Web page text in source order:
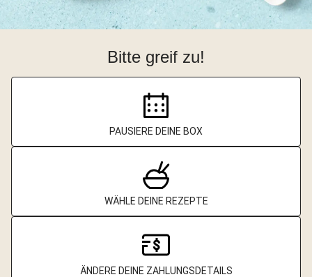
Bitte greif zu!
PAUSIERE DEINE BOX
WÄHLE DEINE REZEPTE
ÄNDERE DEINE ZAHLUNGSDETAILS